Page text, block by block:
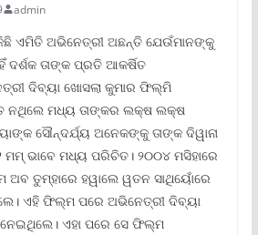
admin
ଏମିତି ଅଭିନେତ୍ରୀ ଅଛନ୍ତି ଯେଉଁମାନଙ୍କୁ
ତାଙ୍କ ପ୍ରତି ଆକର୍ଷିତ
ଦିବ୍ୟା ଖୋସଲା କୁମାର ଫିଲ୍ମି
ନଥିଲେ ମଧ୍ୟ ତାଙ୍କର ଲକ୍ଷ ଲକ୍ଷ
ସୌନ୍ଦର୍ଯ୍ୟ ଅନେକଙ୍କୁ ତାଙ୍କ ଦିୱାନା
ଭାବେ ମଧ୍ୟ ପରିଚିତ। ୨୦୦୪ ମସିହାରେ
ତୁମ୍ହାରେ ହୱାଲେ ୱତନ ସାଥିୟୋଁରେ
ଏହି ଫିଲ୍ମ ପରେ ଅଭିନେତ୍ରୀ ଦିବ୍ୟା
ଏହା ପରେ ସେ ଫିଲ୍ମ